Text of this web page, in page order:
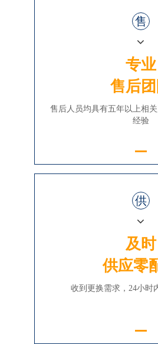
售
专业
售后
售后人员均具有五年以上相
经验
供
及时
供应零
收到更换需求，24小时